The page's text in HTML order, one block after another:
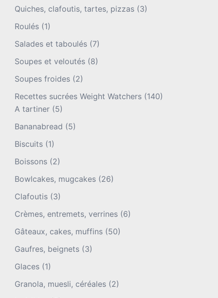
Quiches, clafoutis, tartes, pizzas (3)
Roulés (1)
Salades et taboulés (7)
Soupes et veloutés (8)
Soupes froides (2)
Recettes sucrées Weight Watchers (140)
A tartiner (5)
Bananabread (5)
Biscuits (1)
Boissons (2)
Bowlcakes, mugcakes (26)
Clafoutis (3)
Crèmes, entremets, verrines (6)
Gâteaux, cakes, muffins (50)
Gaufres, beignets (3)
Glaces (1)
Granola, muesli, céréales (2)